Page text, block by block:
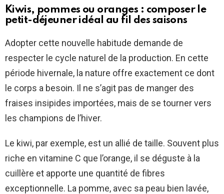
Kiwis, pommes ou oranges : composer le
petit-déjeuner idéal au fil des saisons
Adopter cette nouvelle habitude demande de
respecter le cycle naturel de la production. En cette
période hivernale, la nature offre exactement ce dont
le corps a besoin. Il ne s’agit pas de manger des
fraises insipides importées, mais de se tourner vers
les champions de l’hiver.
Le kiwi, par exemple, est un allié de taille. Souvent plus
riche en vitamine C que l’orange, il se déguste à la
cuillère et apporte une quantité de fibres
exceptionnelle. La pomme, avec sa peau bien lavée,